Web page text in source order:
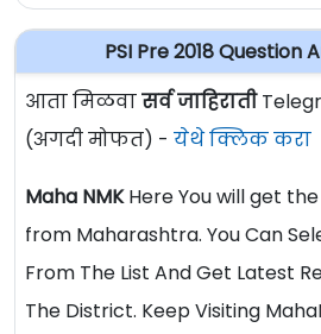
PSI Pre 2018 Question
आता मिळवासर्व जाहिराती
(अगदी मोफत) - येथे क्लिक करा
Maha NMKHere You will get
from Maharashtra. You Can
From The List And Get Latest
The District. Keep Visiting